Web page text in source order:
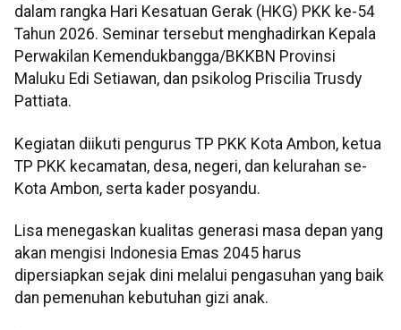
dalam rangka Hari Kesatuan Gerak (HKG) PKK ke-54
Tahun 2026. Seminar tersebut menghadirkan Kepala
Perwakilan Kemendukbangga/BKKBN Provinsi
Maluku Edi Setiawan, dan psikolog Priscilia Trusdy
Pattiata.
Kegiatan diikuti pengurus TP PKK Kota Ambon, ketua
TP PKK kecamatan, desa, negeri, dan kelurahan se-
Kota Ambon, serta kader posyandu.
Lisa menegaskan kualitas generasi masa depan yang
akan mengisi Indonesia Emas 2045 harus
dipersiapkan sejak dini melalui pengasuhan yang baik
dan pemenuhan kebutuhan gizi anak.